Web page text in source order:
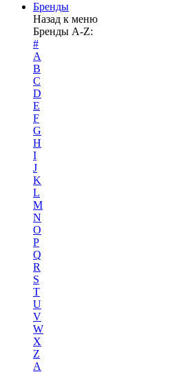
Бренды
Назад к меню
Бренды A-Z:
#
A
B
C
D
E
F
G
H
I
J
K
L
M
N
O
P
Q
R
S
T
U
V
W
X
Z
А